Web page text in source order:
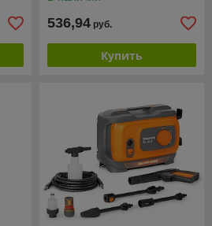
536,94 руб.
Купить